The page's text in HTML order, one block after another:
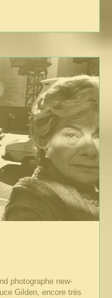
photographe new-
Gilden, encore très